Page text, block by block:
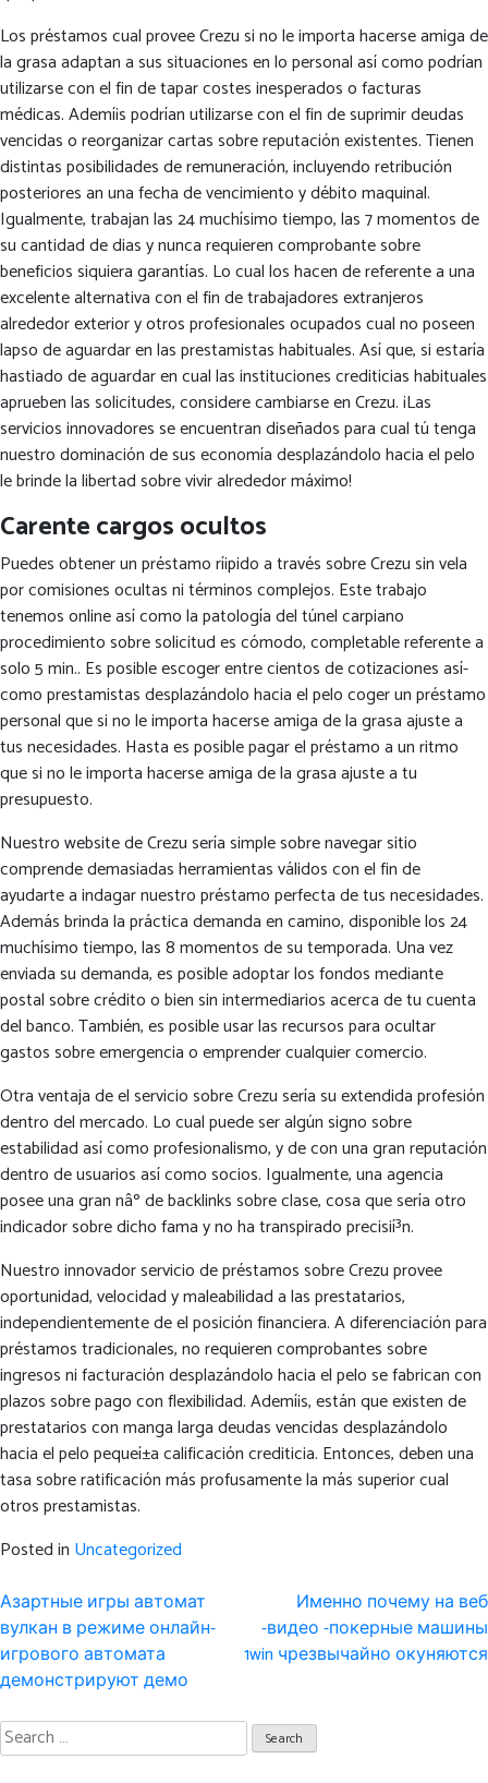
Los préstamos cual provee Crezu si no le importa hacerse amiga de
la grasa adaptan a sus situaciones en lo personal así­ como podrían
utilizarse con el fin de tapar costes inesperados o facturas
médicas. Ademí¡s podrían utilizarse con el fin de suprimir deudas
vencidas o reorganizar cartas sobre reputación existentes. Tienen
distintas posibilidades de remuneración, incluyendo retribución
posteriores an una fecha de vencimiento y débito maquinal.
Igualmente, trabajan las 24 muchísimo tiempo, las 7 momentos de
su cantidad de dias y nunca requieren comprobante sobre
beneficios siquiera garantías. Lo cual los hacen de referente a una
excelente alternativa con el fin de trabajadores extranjeros
alrededor exterior y otros profesionales ocupados cual no poseen
lapso de aguardar en las prestamistas habituales. Así que, si estaría
hastiado de aguardar en cual las instituciones crediticias habituales
aprueben las solicitudes, considere cambiarse en Crezu. ¡Las
servicios innovadores se encuentran diseñados para cual tú tenga
nuestro dominación de sus economía desplazándolo hacia el pelo
le brinde la libertad sobre vivir alrededor máximo!
Carente cargos ocultos
Puedes obtener un préstamo rí¡pido a través sobre Crezu sin vela
por comisiones ocultas ni términos complejos. Este trabajo
tenemos online así­ como la patologí­a del túnel carpiano
procedimiento sobre solicitud es cómodo, completable referente a
solo 5 min.. Es posible escoger entre cientos de cotizaciones así­
como prestamistas desplazándolo hacia el pelo coger un préstamo
personal que si no le importa hacerse amiga de la grasa ajuste a
tus necesidades. Hasta es posible pagar el préstamo a un ritmo
que si no le importa hacerse amiga de la grasa ajuste a tu
presupuesto.
Nuestro website de Crezu serí­a simple sobre navegar sitio
comprende demasiadas herramientas válidos con el fin de
ayudarte a indagar nuestro préstamo perfecta de tus necesidades.
Además brinda la práctica demanda en camino, disponible los 24
muchísimo tiempo, las 8 momentos de su temporada. Una vez
enviada su demanda, es posible adoptar los fondos mediante
postal sobre crédito o bien sin intermediarios acerca de tu cuenta
del banco. También, es posible usar las recursos para ocultar
gastos sobre emergencia o emprender cualquier comercio.
Otra ventaja de el servicio sobre Crezu serí­a su extendida profesión
dentro del mercado. Lo cual puede ser algún signo sobre
estabilidad así­ como profesionalismo, y de con una gran reputación
dentro de usuarios así­ como socios. Igualmente, una agencia
posee una gran nâº de backlinks sobre clase, cosa que serí­a otro
indicador sobre dicho fama y no ha transpirado precisií³n.
Nuestro innovador servicio de préstamos sobre Crezu provee
oportunidad, velocidad y maleabilidad a las prestatarios,
independientemente de el posición financiera. A diferenciación para
préstamos tradicionales, no requieren comprobantes sobre
ingresos ni facturación desplazándolo hacia el pelo se fabrican con
plazos sobre pago con flexibilidad. Ademí¡s, están que existen de
prestatarios con manga larga deudas vencidas desplazándolo
hacia el pelo pequeí±a calificación crediticia. Entonces, deben una
tasa sobre ratificación más profusamente la más superior cual
otros prestamistas.
Posted in Uncategorized
Post
navigation
Азартные игры автомат
вулкан в режиме онлайн-
игрового автомата
демонстрируют демо
Именно почему на веб
-видео -покерные машины
1win чрезвычайно окуняются
Search
for: